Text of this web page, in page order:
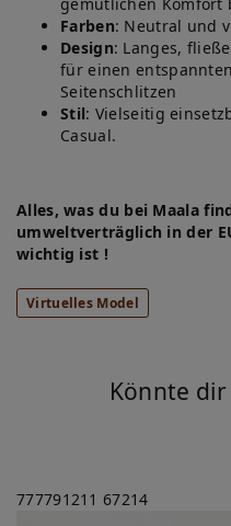
Farben: Neutral und
Design: Langes,
für einen
Seitenschlitzen
Stil: Vielseitig
Casual.
Alles, was du bei Maala
umweltverträglich in der
wichtig ist !
Virtuelles Model
Könnte
777791211 67214